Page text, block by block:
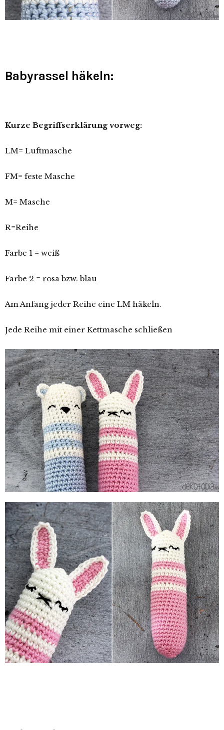
Babyrassel häkeln:
Kurze Begriffserklärung vorweg:
LM= Luftmasche
FM= feste Masche
M= Masche
R=Reihe
Farbe 1 = weiß
Farbe 2 = rosa bzw. blau
Am Anfang jeder Reihe eine LM häkeln.
Jede Reihe mit einer Kettmasche schließen